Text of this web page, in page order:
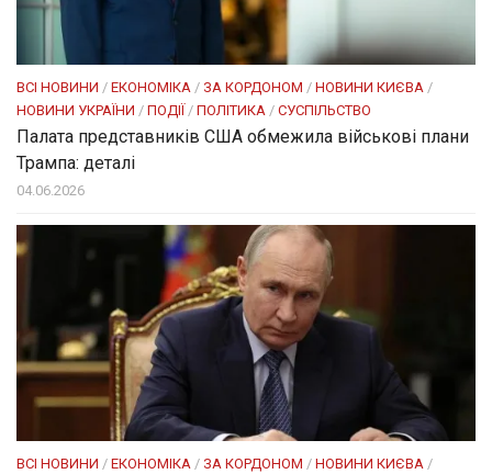
ВСІ НОВИНИ / ЕКОНОМІКА / ЗА КОРДОНОМ / НОВИНИ КИЄВА /
НОВИНИ УКРАЇНИ / ПОДІЇ / ПОЛІТИКА / СУСПІЛЬСТВО
Палата представників США обмежила військові плани
Трампа: деталі
04.06.2026
ВСІ НОВИНИ / ЕКОНОМІКА / ЗА КОРДОНОМ / НОВИНИ КИЄВА /